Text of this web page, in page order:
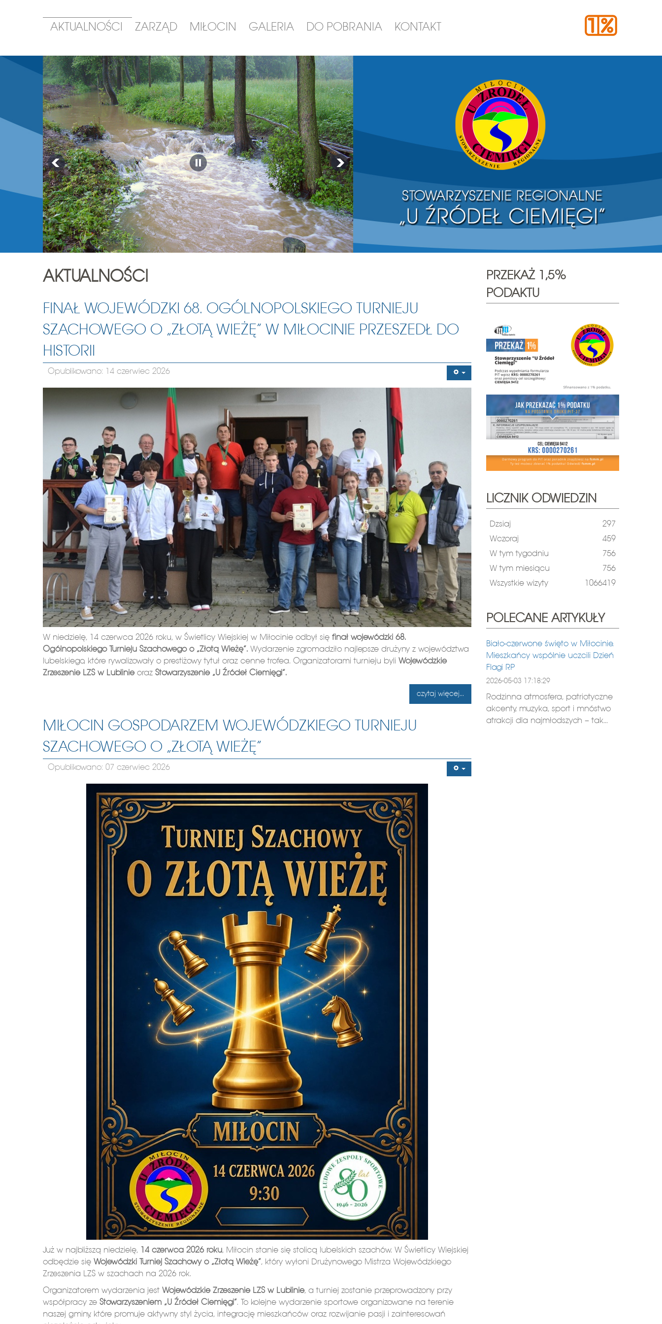
AKTUALNOŚCI ZARZĄD MIŁOCIN GALERIA DO POBRANIA KONTAKT
AKTUALNOŚCI
FINAŁ WOJEWÓDZKI 68. OGÓLNOPOLSKIEGO TURNIEJU
SZACHOWEGO O „ZŁOTĄ WIEŻĘ” W MIŁOCINIE PRZESZEDŁ DO
HISTORII
Opublikowano: 14 czerwiec 2026
W niedzielę, 14 czerwca 2026 roku, w Świetlicy Wiejskiej w Miłocinie odbył się finał wojewódzki 68.
Ogólnopolskiego Turnieju Szachowego o „Złotą Wieżę”. Wydarzenie zgromadziło najlepsze drużyny z województwa
lubelskiego, które rywalizowały o prestiżowy tytuł oraz cenne trofea. Organizatorami turnieju byli Wojewódzkie
Zrzeszenie LZS w Lublinie oraz Stowarzyszenie „U Źródeł Ciemięgi”.
czytaj więcej...
MIŁOCIN GOSPODARZEM WOJEWÓDZKIEGO TURNIEJU
SZACHOWEGO O „ZŁOTĄ WIEŻĘ”
Opublikowano: 07 czerwiec 2026
Już w najbliższą niedzielę, 14 czerwca 2026 roku, Miłocin stanie się stolicą lubelskich szachów. W Świetlicy Wiejskiej
odbędzie się Wojewódzki Turniej Szachowy o „Złotą Wieżę”, który wyłoni Drużynowego Mistrza Wojewódzkiego
Zrzeszenia LZS w szachach na 2026 rok.
Organizatorem wydarzenia jest Wojewódzkie Zrzeszenie LZS w Lublinie, a turniej zostanie przeprowadzony przy
współpracy ze Stowarzyszeniem „U Źródeł Ciemięgi”. To kolejne wydarzenie sportowe organizowane na terenie
naszej gminy, które promuje aktywny styl życia, integrację mieszkańców oraz rozwijanie pasji i zainteresowań
PRZEKAŻ 1,5%
PODAKTU
LICZNIK ODWIEDZIN
Dzsiaj
297
Wczoraj
459
W tym tygodniu
756
W tym miesiącu
756
Wszystkie wizyty
1066419
POLECANE ARTYKUŁY
Biało-czerwone święto w Miłocinie.
Mieszkańcy wspólnie uczcili Dzień
Flagi RP
2026-05-03 17:18:29
Rodzinna atmosfera, patriotyczne
akcenty, muzyka, sport i mnóstwo
atrakcji dla najmłodszych – tak...